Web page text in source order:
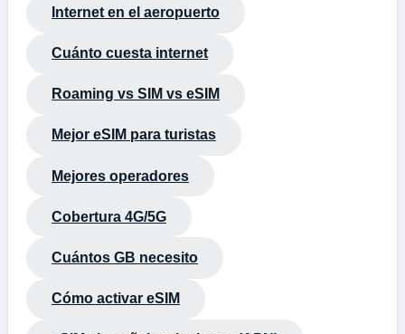
Internet en el aeropuerto
Cuánto cuesta internet
Roaming vs SIM vs eSIM
Mejor eSIM para turistas
Mejores operadores
Cobertura 4G/5G
Cuántos GB necesito
Cómo activar eSIM